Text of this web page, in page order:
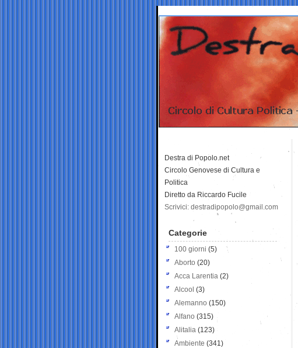
Destra di Popolo.net
Circolo Genovese di Cultura e
Politica
Diretto da Riccardo Fucile
Scrivici: destradipopolo@gmail.com
Categorie
100 giorni (5)
Aborto (20)
Acca Larentia (2)
Alcool (3)
Alemanno (150)
Alfano (315)
Alitalia (123)
Ambiente (341)